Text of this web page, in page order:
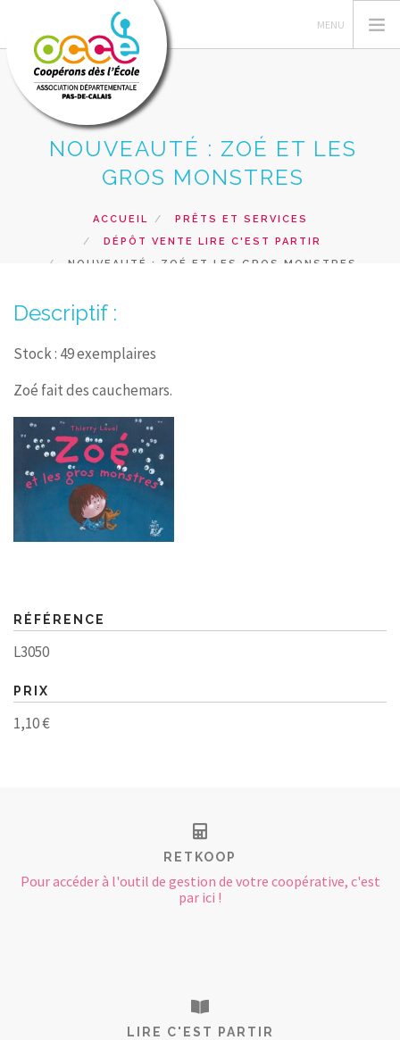
L'OCCE 62
GERER SA COOPERATIVE
NOS ACTIONS PEDAGOGIQUES
RESSOURCES ET SERVICES
RECHERCHER
CONTACT
NOUVEAUTÉ : ZOÉ ET LES
GROS MONSTRES
ACCUEIL
PRÊTS ET SERVICES
DÉPÔT VENTE LIRE C'EST PARTIR
NOUVEAUTÉ : ZOÉ ET LES GROS MONSTRES
Descriptif :
Stock : 49 exemplaires
Zoé fait des cauchemars.
RÉFÉRENCE
L3050
PRIX
1,10 €
RETKOOP
Pour accéder à l'outil de gestion de votre coopérative, c'est
par ici !
LIRE C'EST PARTIR